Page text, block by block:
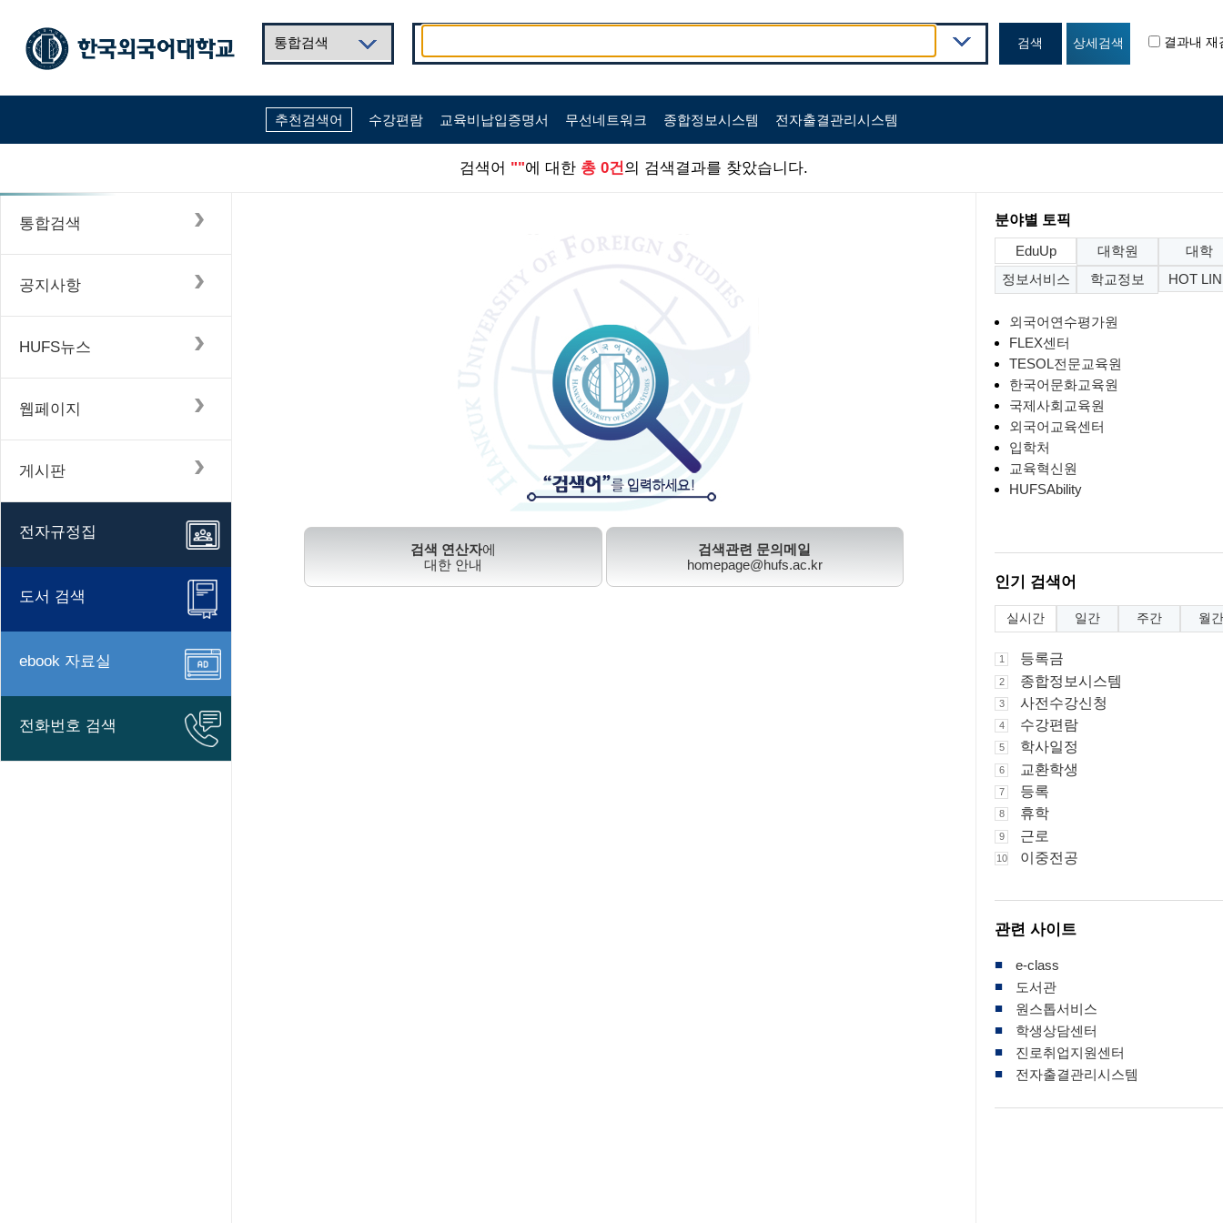
색
메
택
결과내 재
추천검색어 수강편람 교육비납입증명서 무선네트워크 종합정보시스템 전자출결관리시스템
검색어 ""에 대한 총 0건의 검색결과를 찾았습니다.
통합검색
공지사항
HUFS뉴스
웹페이지
게시판
전자규정집
도서 검색
ebook 자료실
전화번호 검색
검색 연산자에
대한 안내
검색관련 문의메일
homepage@hufs.ac.kr
분야별 토픽
EduUp
외국어연수평가원
FLEX센터
TESOL전문교육원
한국어문화교육원
국제사회교육원
외국어교육센터
입학처
교육혁신원
HUFSAbility
대학원
대학
정보서비스
학교정보 HOT
인기 검색어
실시간
1 등록금
2 종합정보시스템
3 사전수강신청
4 수강편람
5 학사일정
6 교환학생
7 등록
8 휴학
9 근로
10 이중전공
일간 주간 월
관련 사이트
■
e-class
■
도서관
■
원스톱서비스
■
학생상담센터
■
진로취업지원센터
■
전자출결관리시스템